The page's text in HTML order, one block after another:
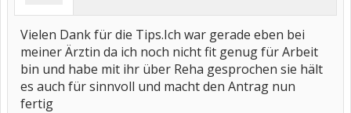
Vielen Dank für die Tips.Ich war gerade eben bei
meiner Ärztin da ich noch nicht fit genug für Arbeit
bin und habe mit ihr über Reha gesprochen sie hält
es auch für sinnvoll und macht den Antrag nun
fertig